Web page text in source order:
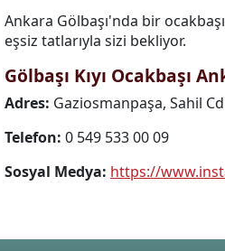
Ankara Gölbaşı'nda bir
eşsiz tatlarıyla sizi bekliyor.
Gölbaşı Kıyı Ocakbaşı
Adres: Gaziosmanpaşa, Sahil
Telefon: 0 549 533 00 09
Sosyal Medya: https://